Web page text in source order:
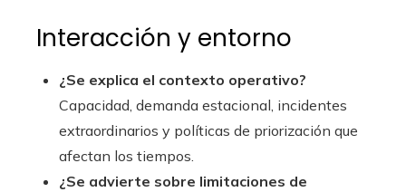
Interacción y entorno
¿Se explica el contexto operativo?
Capacidad, demanda estacional, incidentes
extraordinarios y políticas de priorización que
afectan los tiempos.
¿Se advierte sobre limitaciones de